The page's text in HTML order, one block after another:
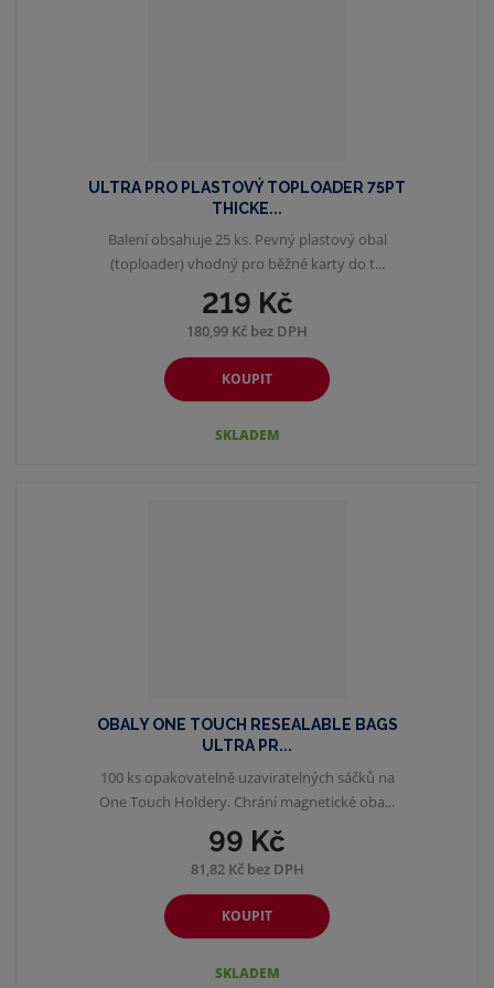
ULTRA PRO PLASTOVÝ TOPLOADER 75PT
THICKE...
219 Kč
180,99 Kč bez DPH
KOUPIT
SKLADEM
Balení obsahuje 25 ks. Pevný plastový obal
(toploader) vhodný pro běžné karty do t...
OBALY ONE TOUCH RESEALABLE BAGS
ULTRA PR...
99 Kč
81,82 Kč bez DPH
KOUPIT
SKLADEM
100 ks opakovatelně uzaviratelných sáčků na
One Touch Holdery. Chrání magnetické oba...